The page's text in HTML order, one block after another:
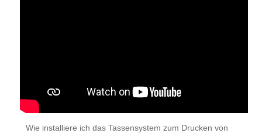
Wie installiere ich das Tassensystem zum Drucken von